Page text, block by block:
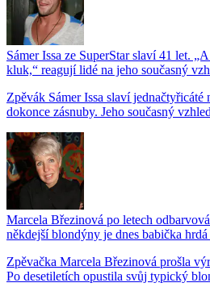
Sámer Issa ze SuperStar slaví 41 let.
kluk,“ reagují lidé na jeho současný
Zpěvák Sámer Issa slaví jednačtyřicáté
dokonce zásnuby. Jeho současný
Marcela Březinová po letech
někdejší blondýny je dnes babička
Zpěvačka Marcela Březinová prošla
Po desetiletích opustila svůj typický